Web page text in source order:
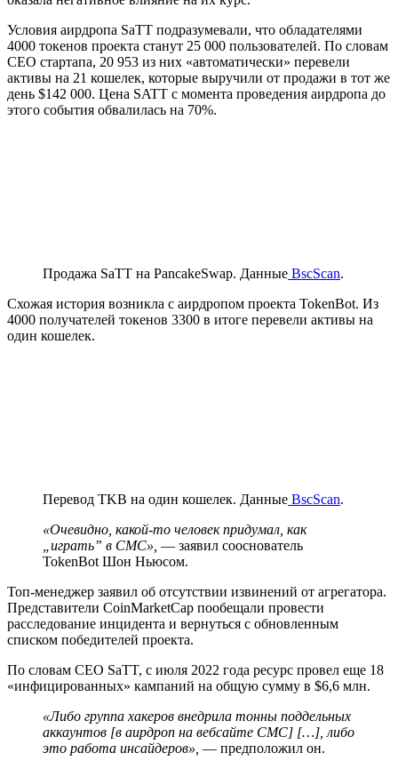
Условия аирдропа SaTT подразумевали, что обладателями
4000 токенов проекта станут 25 000 пользователей. По словам
CEO стартапа, 20 953 из них «автоматически» перевели
активы на 21 кошелек, которые выручили от продажи в тот же
день $142 000. Цена SATT с момента проведения аирдропа до
этого события обвалилась на 70%.
Продажа SaTT на PanсakeSwap. Данные BscScan.
Схожая история возникла с аирдропом проекта TokenBot. Из
4000 получателей токенов 3300 в итоге перевели активы на
один кошелек.
Перевод TKB на один кошелек. Данные BscScan.
«Очевидно, какой-то человек придумал, как
„играть” в CMC», — заявил сооснователь
TokenBot Шон Ньюсом.
Топ-менеджер заявил об отсутствии извинений от агрегатора.
Представители CoinMarketCap пообещали провести
расследование инцидента и вернуться с обновленным
списком победителей проекта.
По словам CEO SaTT, с июля 2022 года ресурс провел еще 18
«инфицированных» кампаний на общую сумму в $6,6 млн.
«Либо группа хакеров внедрила тонны поддельных
аккаунтов [в аирдроп на вебсайте CMC] […], либо
это работа инсайдеров», — предположил он.